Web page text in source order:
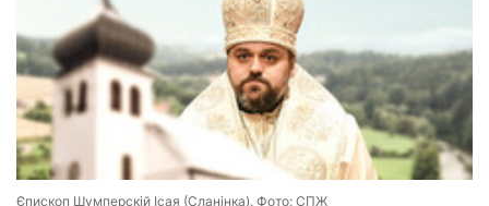
Єпископ Шумперскій Ісая (Сланінка). Фото: СПЖ